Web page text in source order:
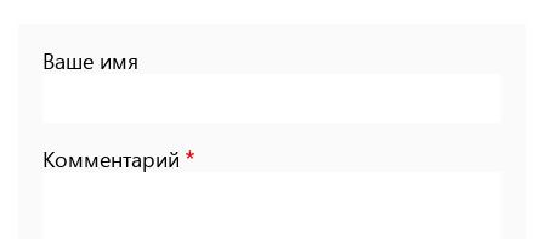
Ваше имя
Комментарий